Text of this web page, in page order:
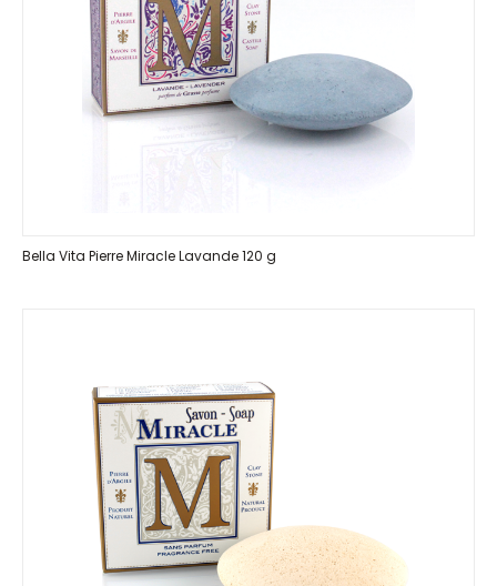
Bella Vita Pierre Miracle Lavande 120 g